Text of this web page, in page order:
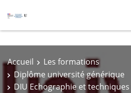
Accueil
Les formations
Diplôme université générique
DIU Echographie et